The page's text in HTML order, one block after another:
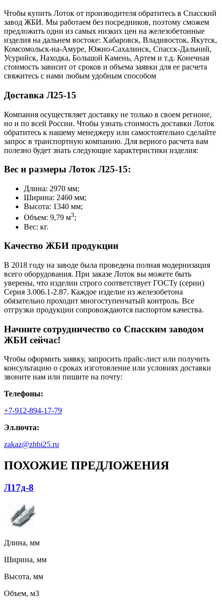
Чтобы купить Лоток от производителя обратитесь в Cпасский
завод ЖБИ. Мы работаем без посредников, поэтому сможем
предложить одни из самых низких цен на железобетонные
изделия на дальнем востоке: Хабаровск, Владивосток, Якутск,
Комсомольск-на-Амуре, Южно-Сахалинск, Спасск-Дальний,
Усурийск, Находка, Большой Камень, Артем и т.д. Конечная
стоимость зависит от сроков и объема заявки для ее расчета
свяжитесь с нами любым удобным способом
Доставка Л25-15
Компания осуществляет доставку не только в своем регионе,
но и по всей России. Чтобы узнать стоимость доставки Лоток
обратитесь к нашему менеджеру или самостоятельно сделайте
запрос в транспортную компанию. Для верного расчета вам
полезно будет знать следующие характеристики изделия:
Вес и размеры Лоток Л25-15:
Длина: 2970 мм;
Ширина: 2460 мм;
Высота: 1340 мм;
Объем: 9,79 м3;
Вес: кг.
Качество ЖБИ продукции
В 2018 году на заводе была проведена полная модернизация
всего оборудования. При заказе Лоток вы можете быть
уверены, что изделии строго соответствует ГОСТу (серии)
Серия 3.006.1-2.87. Каждое изделие из железобетона
обязательно проходит многоступенчатый контроль. Все
отгрузки продукции сопровождаются паспортом качества.
Начните сотрудничество со Cпасским заводом
ЖБИ сейчас!
Чтобы оформить заявку, запросить прайс-лист или получить
консультацию о сроках изготовление или условиях доставки
звоните нам или пишите на почту:
Телефоны:
+7-912-894-17-79
Эл.почта:
zakaz@zhbi25.ru
ПОХОЖИЕ ПРЕДЛОЖЕНИЯ
Л17д-8
Длина, мм
Ширина, мм
Высота, мм
Объем, м3